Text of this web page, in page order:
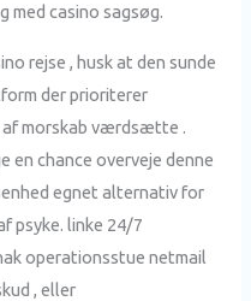
med casino sagsøg.
rejse , husk at den sunde
der prioriterer
morskab værdsætte .
en chance overveje denne
egnet alternativ for
psyke. linke 24/7
operationsstue netmail
, eller